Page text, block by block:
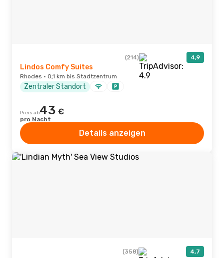
(214) 4,9
Lindos Comfy Suites
Rhodes · 0,1 km bis Stadtzentrum
Zentraler Standort
Preis ab43 €
pro Nacht
Details anzeigen
(358) 4,7